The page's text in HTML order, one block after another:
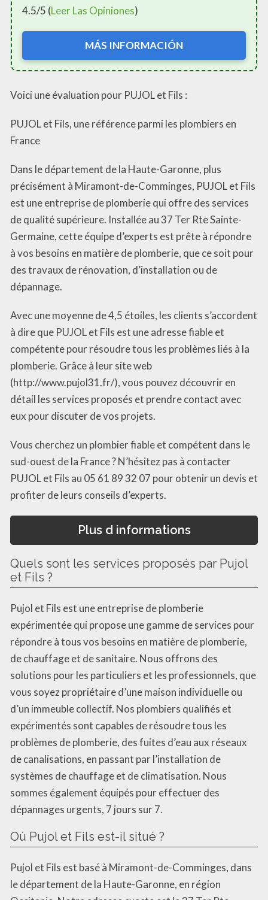
4.5/5 (Leer Las Opiniones)
MÁS INFORMACIÓN
Voici une évaluation pour PUJOL et Fils :
PUJOL et Fils, une référence parmi les plombiers en
France
Dans le département de la Haute-Garonne, plus
précisément à Miramont-de-Comminges, PUJOL et Fils
est une entreprise de plomberie qui offre des services
de qualité supérieure. Installée au 37 Ter Rte Sainte-
Germaine, cette équipe d’experts est prête à répondre
à vos besoins en matière de plomberie, que ce soit pour
des travaux de rénovation, d’installation ou de
dépannage.
Avec une moyenne de 4,5 étoiles, les clients s’accordent
à dire que PUJOL et Fils est une adresse fiable et
compétente pour résoudre tous les problèmes liés à la
plomberie. Grâce à leur site web
(http://www.pujol31.fr/), vous pouvez découvrir en
détail les services proposés et prendre contact avec
eux pour discuter de vos projets.
Vous cherchez un plombier fiable et compétent dans le
sud-ouest de la France ? N’hésitez pas à contacter
PUJOL et Fils au 05 61 89 32 07 pour obtenir un devis et
profiter de leurs conseils d’experts.
Plus d informations
Quels sont les services proposés par Pujol
et Fils ?
Pujol et Fils est une entreprise de plomberie
expérimentée qui propose une gamme de services pour
répondre à tous vos besoins en matière de plomberie,
de chauffage et de sanitaire. Nous offrons des
solutions pour les particuliers et les professionnels, que
vous soyez propriétaire d’une maison individuelle ou
d’un immeuble collectif. Nos plombiers qualifiés et
expérimentés sont capables de résoudre tous les
problèmes de plomberie, des fuites d’eau aux réseaux
de canalisations, en passant par l’installation de
systèmes de chauffage et de climatisation. Nous
sommes également équipés pour effectuer des
dépannages urgents, 7 jours sur 7.
Où Pujol et Fils est-il situé ?
Pujol et Fils est basé à Miramont-de-Comminges, dans
le département de la Haute-Garonne, en région